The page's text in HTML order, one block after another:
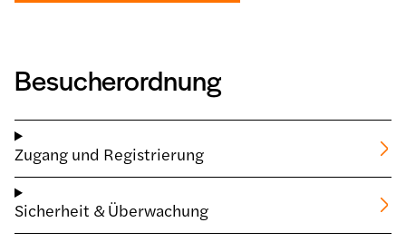
Besucherordnung
Zugang und Registrierung
Sicherheit & Überwachung